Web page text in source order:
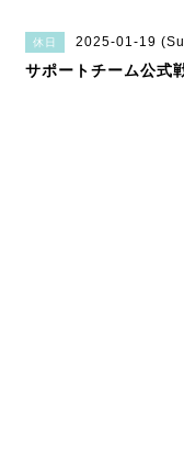
休日 2025-01-19
サポートチーム公式